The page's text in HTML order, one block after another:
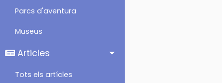
Parcs d'aventura
Museus
Articles
Tots els artícles